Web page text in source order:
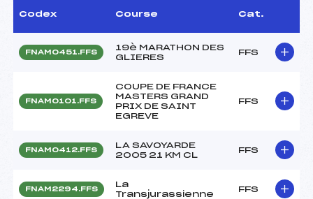
Codex Course Cat.
FNAM0451.FFS
19è MARATHON DES
GLIERES
FFS
FNAM0101.FFS
COUPE DE FRANCE
MASTERS GRAND
PRIX DE SAINT
EGREVE
FFS
FNAM0412.FFS
LA SAVOYARDE
2005 21 KM CL
FFS
FNAM2294.FFS
La
Transjurassienne
FFS